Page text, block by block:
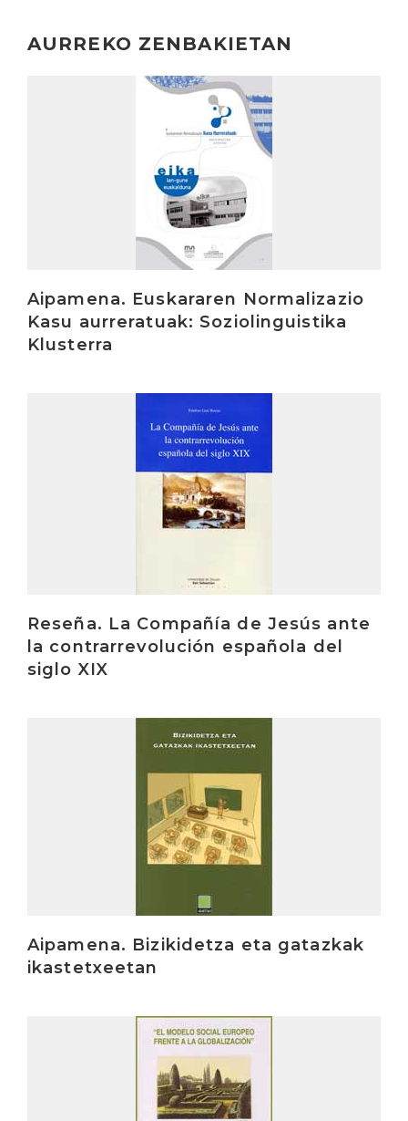
AURREKO ZENBAKIETAN
Aipamena. Euskararen Normalizazio
Kasu aurreratuak: Soziolinguistika
Klusterra
Reseña. La Compañía de Jesús ante
la contrarrevolución española del
siglo XIX
Aipamena. Bizikidetza eta gatazkak
ikastetxeetan